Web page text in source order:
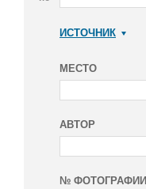
ИСТОЧНИК
МЕСТО
АВТОР
№ ФОТОГРАФИИ